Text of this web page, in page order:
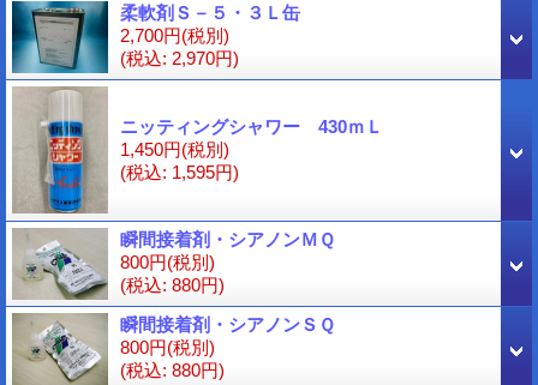
柔軟剤Ｓ－５・３Ｌ缶
2,700円(税別)
(税込: 2,970円)
ニッティングシャワー 430ｍＬ
1,450円(税別)
(税込: 1,595円)
瞬間接着剤・シアノンＭＱ
800円(税別)
(税込: 880円)
瞬間接着剤・シアノンＳＱ
800円(税別)
(税込: 880円)